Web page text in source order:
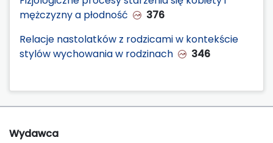
mężczyzny a płodność
376
Relacje nastolatków z rodzicami w kontekście
stylów wychowania w rodzinach
346
Wydawca